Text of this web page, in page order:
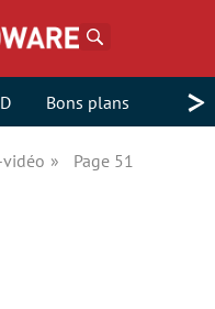
Bons plans >
vidéo Page 51